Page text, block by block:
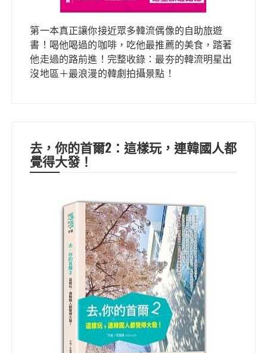
第一本真正讓你接近眾多韓流偶像的自助旅遊
書！喝他喝過的咖啡，吃他最推薦的美食，踏著
他走過的路前進！完整收錄：最夯的韓流明星出
沒地區＋最浪漫的韓劇拍攝景點！
去，你的首爾2：這樣玩，連韓國人都
覺得大發！